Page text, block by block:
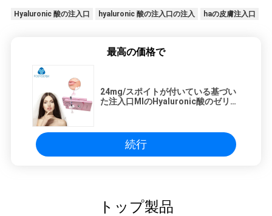
Hyaluronic 酸の注入口 hyaluronic 酸の注入口の注入 haの皮膚注入口
最高の価格で
24mg/スポイトが付いている基づい
た注入口MlのHyaluronic酸のゼリー
続行
トップ製品